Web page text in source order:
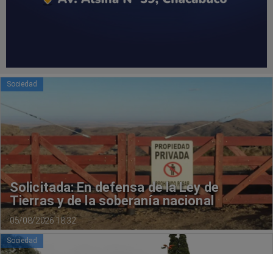
Sociedad
Solicitada: En defensa de la Ley de
Tierras y de la soberanía nacional
05/08/2026 18:32
Sociedad